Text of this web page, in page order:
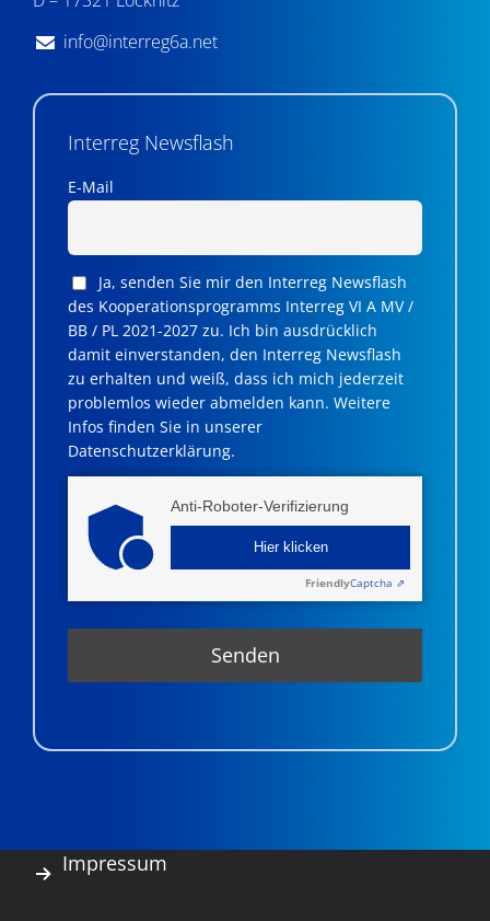
info@interreg6a.net
Interreg Newsflash
E-Mail
Ja, senden Sie mir den Interreg Newsflash
des Kooperationsprogramms Interreg VI A MV /
BB / PL 2021-2027 zu. Ich bin ausdrücklich
damit einverstanden, den Interreg Newsflash
zu erhalten und weiß, dass ich mich jederzeit
problemlos wieder abmelden kann. Weitere
Infos finden Sie in unserer
Datenschutzerklärung.
Anti-Roboter-Verifizierung
Hier klicken
FriendlyCaptcha ⇗
Impressum